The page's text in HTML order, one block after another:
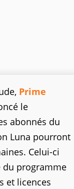
Prime
le
abonnés du
Luna pourront
Celui-ci
du programme
et licences